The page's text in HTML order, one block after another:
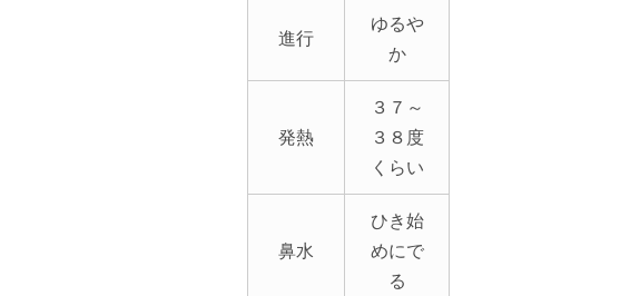
進行
ゆるや
か
発熱
３７～
３８度
くらい
鼻水
ひき始
めにで
る